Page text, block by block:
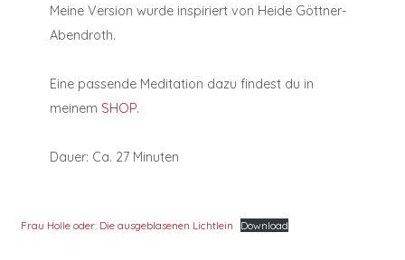
Meine Version wurde inspiriert von Heide Göttner-
Abendroth.
Eine passende Meditation dazu findest du in
meinem SHOP.
Dauer: Ca. 27 Minuten
Frau Holle oder: Die ausgeblasenen Lichtlein Download